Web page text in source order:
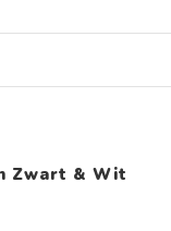
Zwart & Wit